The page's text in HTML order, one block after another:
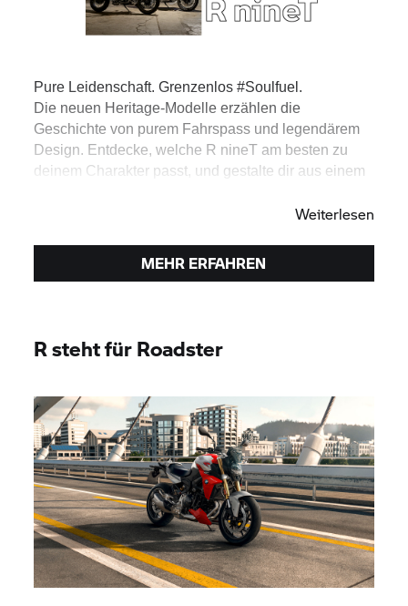
Pure Leidenschaft. Grenzenlos #Soulfuel.
Die neuen Heritage-Modelle erzählen die
Geschichte von purem Fahrspass und legendärem
Design. Entdecke, welche R nineT am besten zu
deinem Charakter passt, und gestalte dir aus einem
Weiterlesen
MEHR ERFAHREN
R steht für Roadster